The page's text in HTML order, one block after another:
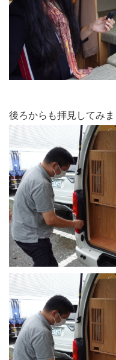
後ろからも拝見してみま